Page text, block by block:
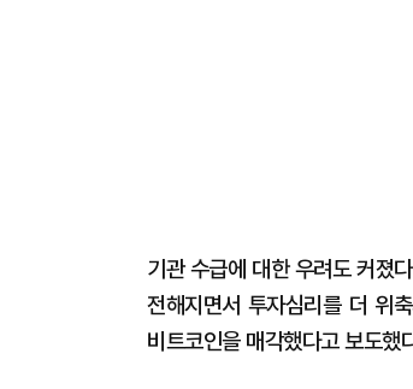
기관 수급에 대한 우려도 커졌
전해지면서 투자심리를 더 위
비트코인을 매각했다고 보도했